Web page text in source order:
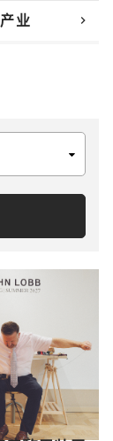
产业 创新
chevron_right